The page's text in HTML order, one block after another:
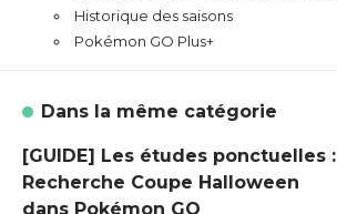
Historique des saisons
Pokémon GO Plus+
Dans la même catégorie
[GUIDE] Les études ponctuelles :
Recherche Coupe Halloween
dans Pokémon GO